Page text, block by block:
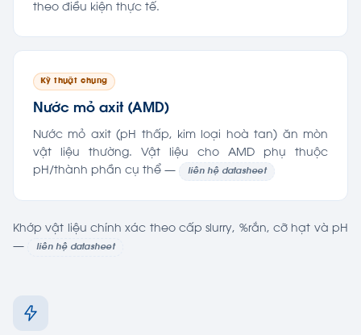
theo điều kiện thực tế.
Kỹ thuật chung
Nước mỏ axit (AMD)
Nước mỏ axit (pH thấp, kim loại hoà tan) ăn mòn
vật liệu thường. Vật liệu cho AMD phụ thuộc
pH/thành phần cụ thể —
liên hệ datasheet
Khớp vật liệu chính xác theo cấp slurry, %rắn, cỡ hạt và pH
—
liên hệ datasheet